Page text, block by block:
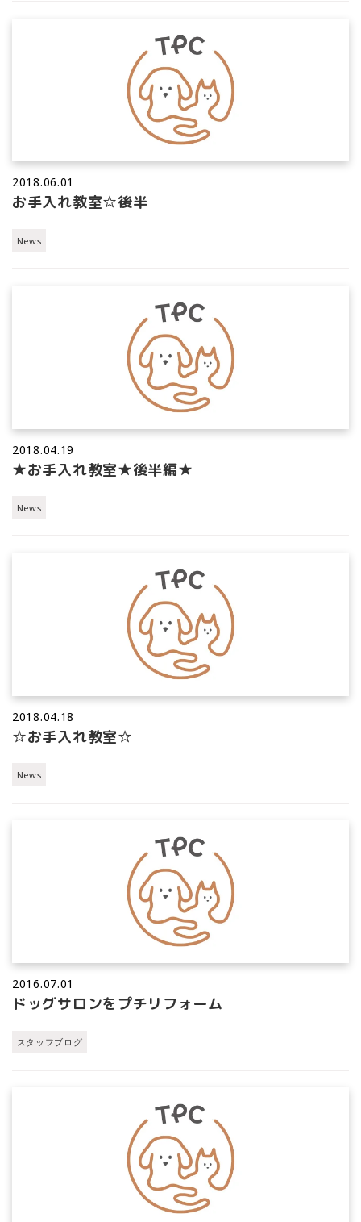
2018.06.01
お手入れ教室☆後半
News
2018.04.19
★お手入れ教室★後半編★
News
2018.04.18
☆お手入れ教室☆
News
2016.07.01
ドッグサロンをプチリフォーム
スタッフブログ